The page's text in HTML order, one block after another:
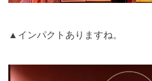
▲インパクトありますね。